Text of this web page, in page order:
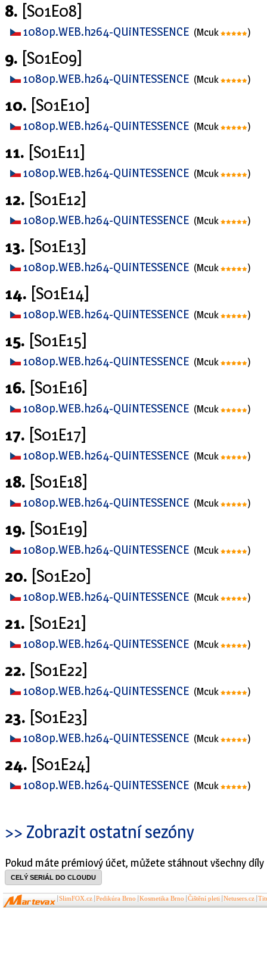
8. [S01E08]
1080p.WEB.h264-QUiNTESSENCE (Mcuk )
9. [S01E09]
1080p.WEB.h264-QUiNTESSENCE (Mcuk )
10. [S01E10]
1080p.WEB.h264-QUiNTESSENCE (Mcuk )
11. [S01E11]
1080p.WEB.h264-QUiNTESSENCE (Mcuk )
12. [S01E12]
1080p.WEB.h264-QUiNTESSENCE (Mcuk )
13. [S01E13]
1080p.WEB.h264-QUiNTESSENCE (Mcuk )
14. [S01E14]
1080p.WEB.h264-QUiNTESSENCE (Mcuk )
15. [S01E15]
1080p.WEB.h264-QUiNTESSENCE (Mcuk )
16. [S01E16]
1080p.WEB.h264-QUiNTESSENCE (Mcuk )
17. [S01E17]
1080p.WEB.h264-QUiNTESSENCE (Mcuk )
18. [S01E18]
1080p.WEB.h264-QUiNTESSENCE (Mcuk )
19. [S01E19]
1080p.WEB.h264-QUiNTESSENCE (Mcuk )
20. [S01E20]
1080p.WEB.h264-QUiNTESSENCE (Mcuk )
21. [S01E21]
1080p.WEB.h264-QUiNTESSENCE (Mcuk )
22. [S01E22]
1080p.WEB.h264-QUiNTESSENCE (Mcuk )
23. [S01E23]
1080p.WEB.h264-QUiNTESSENCE (Mcuk )
24. [S01E24]
1080p.WEB.h264-QUiNTESSENCE (Mcuk )
>> Zobrazit ostatní sezóny
Pokud máte prémiový účet, můžete stáhnout všechny díly
CELÝ SERIÁL DO CLOUDU
SlimFOX.cz Pedikúra Brno Kosmetika Brno Čištění pleti Netusers.cz